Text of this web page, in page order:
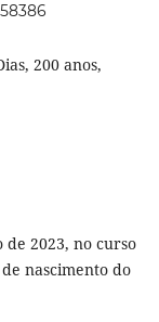
200 anos,
2023, no curso
nascimento do